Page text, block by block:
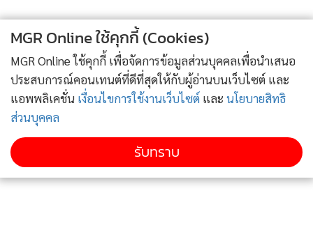
MGR Online ใช้คุกกี้ (Cookies)
MGR Online ใช้คุกกี้ เพื่อจัดการข้อมูลส่วนบุคคลเพื่อนำเสนอ
ประสบการณ์คอนเทนต์ที่ดีที่สุดให้กับผู้อ่านบนเว็บไซต์ และ
แอพพลิเคชั่น เงื่อนไขการใช้งานเว็บไซต์ และ นโยบายสิทธิ
ส่วนบุคคล
รับทราบ